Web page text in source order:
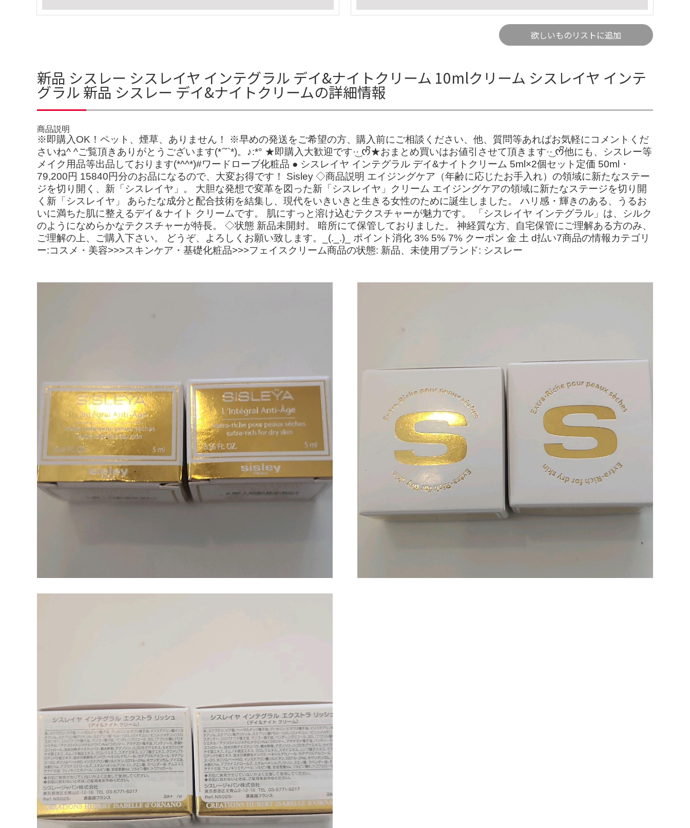
欲しいものリストに追加
新品 シスレー シスレイヤ インテグラル デイ&ナイトクリーム 10mlクリーム シスレイヤ インテ
グラル 新品 シスレー デイ&ナイトクリームの詳細情報
商品説明
※即購入OK！ペット、煙草、ありません！ ※早めの発送をご希望の方、購入前にご相談ください、他、質問等あればお気軽にコメントくだ
さいね^ ^ご覧頂きありがとうございます(*ˊ˘ˋ*)。♪:*° ★即購入大歓迎です·͜· ︎︎ᰔᩚ★おまとめ買いはお値引させて頂きます·͜· ︎︎ᰔᩚ他にも、シスレー等
メイク用品等出品しております(*^^*)#ワードローブ化粧品 ● シスレイヤ インテグラル デイ&ナイトクリーム 5ml×2個セット定価 50ml・
79,200円 15840円分のお品になるので、大変お得です！ Sisley ◇商品説明 エイジングケア（年齢に応じたお手入れ）の領域に新たなステー
ジを切り開く、新「シスレイヤ」。 大胆な発想で変革を図った新「シスレイヤ」クリーム エイジングケアの領域に新たなステージを切り開
く新「シスレイヤ」 あらたな成分と配合技術を結集し、現代をいきいきと生きる女性のために誕生しました。 ハリ感・輝きのある、うるお
いに満ちた肌に整えるデイ＆ナイト クリームです。 肌にすっと溶け込むテクスチャーが魅力です。 「シスレイヤ インテグラル」は、シルク
のようになめらかなテクスチャーが特長。 ◇状態 新品未開封。 暗所にて保管しておりました。 神経質な方、自宅保管にご理解ある方のみ、
ご理解の上、ご購入下さい。 どうぞ、よろしくお願い致します。_(._.)_ ポイント消化 3% 5% 7% クーポン 金 土 d払い7商品の情報カテゴリ
ー:コスメ・美容>>>スキンケア・基礎化粧品>>>フェイスクリーム商品の状態: 新品、未使用ブランド: シスレー